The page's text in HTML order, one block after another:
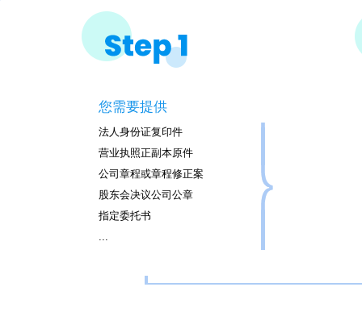
您需要提供
法人身份证复印件
营业执照正副本原件
公司章程或章程修正案
股东会决议公司公章
指定委托书